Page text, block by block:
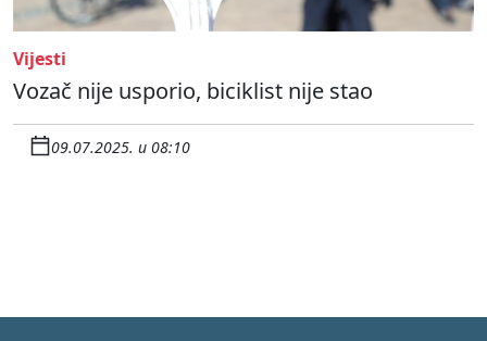
Vijesti
Vozač nije usporio, biciklist nije stao
09.07.2025. u 08:10